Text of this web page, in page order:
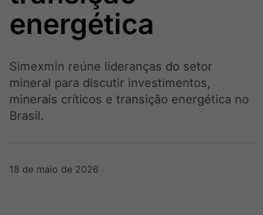
negociação de
ativos
Soluções de
Broadcast
Radar
Monitoramento
Broadcast
Fundos
A melhor
energética
Simexmin reúne lideranças do setor
mineral para discutir investimentos,
minerais críticos e transição energética no
Brasil.
18 de maio de 2026